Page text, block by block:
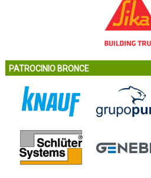
PATROCINIO BRONCE